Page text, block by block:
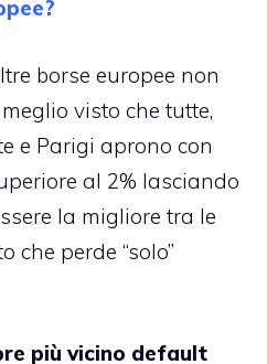
borse europee non
visto che tutte,
e Parigi aprono con
al 2% lasciando
la migliore tra le
che perde “solo”
più vicino default